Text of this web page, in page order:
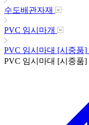
수도배관자재
PVC 임시마개
PVC 임시마대 [시중품]
PVC 임시마대 [시중품]